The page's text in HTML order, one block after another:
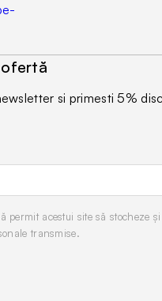
si primesti 5%
permit acestui site să stocheze
transmise.